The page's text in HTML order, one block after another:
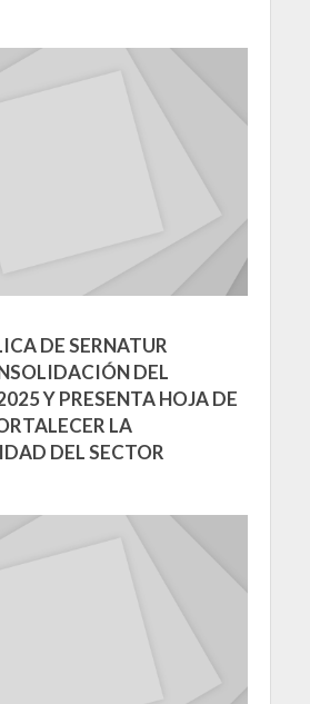
DE SERNATUR
DEL
Y PRESENTA HOJA DE
LA
DEL SECTOR